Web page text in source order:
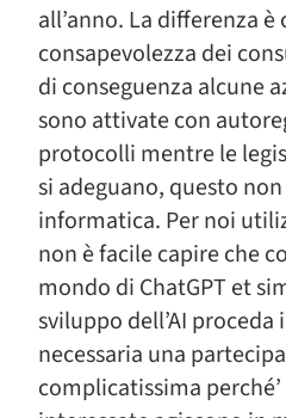
all’anno. La differenza è
consapevolezza dei
di conseguenza alcune
sono attivate con
protocolli mentre le
si adeguano, questo
informatica. Per noi
non è facile capire che
mondo di ChatGPT et
sviluppo dell’AI
necessaria una
complicatissima